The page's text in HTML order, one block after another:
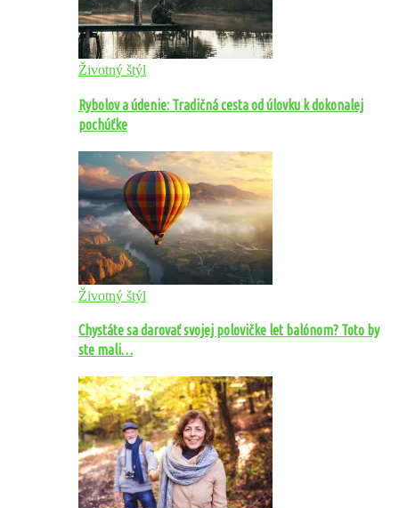
Životný štýl
Rybolov a údenie: Tradičná cesta od úlovku k dokonalej
pochúťke
Životný štýl
Chystáte sa darovať svojej polovičke let balónom? Toto by
ste mali…